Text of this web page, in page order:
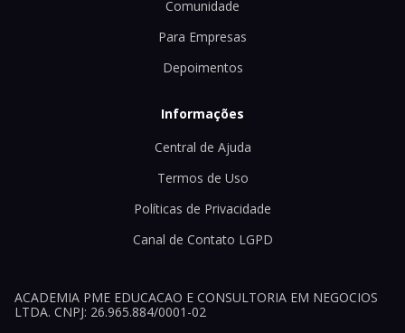
Comunidade
Para Empresas
Depoimentos
Informações
Central de Ajuda
Termos de Uso
Políticas de Privacidade
Canal de Contato LGPD
ACADEMIA PME EDUCACAO E CONSULTORIA EM NEGOCIOS
LTDA. CNPJ: 26.965.884/0001-02